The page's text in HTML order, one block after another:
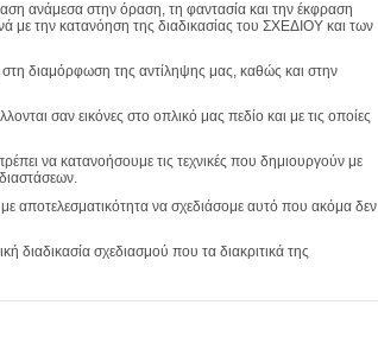
ανάμεσα στην όραση, τη φαντασία και την έκφραση
με την κατανόηση της διαδικασίας του ΣΧΕΔΙΟΥ και των
στη διαμόρφωση της αντίληψης μας, καθώς και στην
σαν εικόνες στο οπλικό μας πεδίο και με τις οποίες
να κατανοήσουμε τις τεχνικές που δημιουργούν με
αποτελεσματικότητα να σχεδιάσομε αυτό που ακόμα δεν
διαδικασία σχεδιασμού που τα διακριτικά της